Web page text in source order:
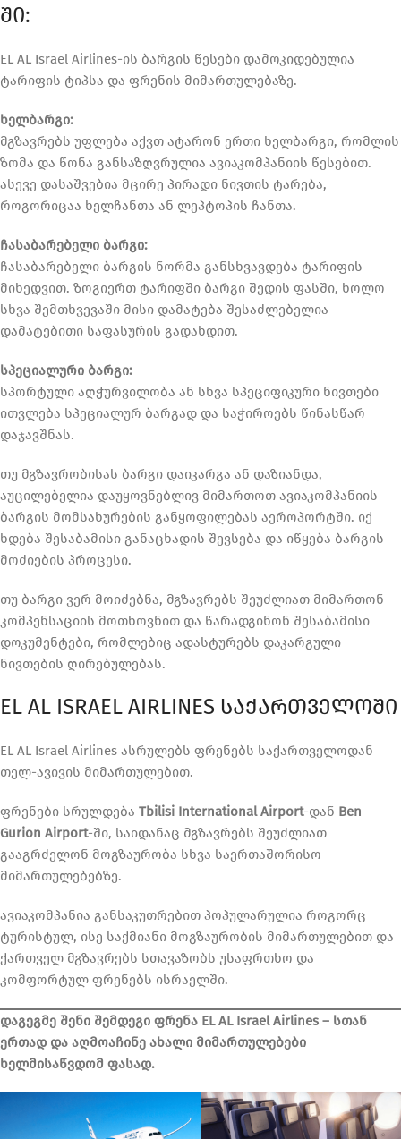
ᲨᲘ:
EL AL Israel Airlines-ის ბარგის წესები დამოკიდებულია
ტარიფის ტიპსა და ფრენის მიმართულებაზე.
ხელბარგი:
მგზავრებს უფლება აქვთ ატარონ ერთი ხელბარგი, რომლის
ზომა და წონა განსაზღვრულია ავიაკომპანიის წესებით.
ასევე დასაშვებია მცირე პირადი ნივთის ტარება,
როგორიცაა ხელჩანთა ან ლეპტოპის ჩანთა.
ჩასაბარებელი ბარგი:
ჩასაბარებელი ბარგის ნორმა განსხვავდება ტარიფის
მიხედვით. ზოგიერთ ტარიფში ბარგი შედის ფასში, ხოლო
სხვა შემთხვევაში მისი დამატება შესაძლებელია
დამატებითი საფასურის გადახდით.
სპეციალური ბარგი:
სპორტული აღჭურვილობა ან სხვა სპეციფიკური ნივთები
ითვლება სპეციალურ ბარგად და საჭიროებს წინასწარ
დაჯავშნას.
თუ მგზავრობისას ბარგი დაიკარგა ან დაზიანდა,
აუცილებელია დაუყოვნებლივ მიმართოთ ავიაკომპანიის
ბარგის მომსახურების განყოფილებას აეროპორტში. იქ
ხდება შესაბამისი განაცხადის შევსება და იწყება ბარგის
მოძიების პროცესი.
თუ ბარგი ვერ მოიძებნა, მგზავრებს შეუძლიათ მიმართონ
კომპენსაციის მოთხოვნით და წარადგინონ შესაბამისი
დოკუმენტები, რომლებიც ადასტურებს დაკარგული
ნივთების ღირებულებას.
EL AL ISRAEL AIRLINES ᲡᲐᲥᲐᲠᲗᲕᲔᲚᲝᲨᲘ
EL AL Israel Airlines ასრულებს ფრენებს საქართველოდან
თელ-ავივის მიმართულებით.
ფრენები სრულდება Tbilisi International Airport-დან Ben
Gurion Airport-ში, საიდანაც მგზავრებს შეუძლიათ
გააგრძელონ მოგზაურობა სხვა საერთაშორისო
მიმართულებებზე.
ავიაკომპანია განსაკუთრებით პოპულარულია როგორც
ტურისტულ, ისე საქმიანი მოგზაურობის მიმართულებით და
ქართველ მგზავრებს სთავაზობს უსაფრთხო და
კომფორტულ ფრენებს ისრაელში.
დაგეგმე შენი შემდეგი ფრენა EL AL Israel Airlines – სთან
ერთად და აღმოაჩინე ახალი მიმართულებები
ხელმისაწვდომ ფასად.